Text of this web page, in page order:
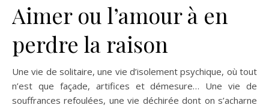
Aimer ou l’amour à en
perdre la raison
Une vie de solitaire, une vie d’isolement psychique, où tout
n’est que façade, artifices et démesure… Une vie de
souffrances refoulées, une vie déchirée dont on s’acharne